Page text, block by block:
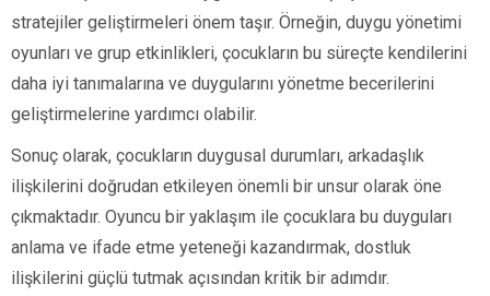
stratejiler geliştirmeleri önem taşır. Örneğin, duygu yönetimi
oyunları ve grup etkinlikleri, çocukların bu süreçte kendilerini
daha iyi tanımalarına ve duygularını yönetme becerilerini
geliştirmelerine yardımcı olabilir.
Sonuç olarak, çocukların duygusal durumları, arkadaşlık
ilişkilerini doğrudan etkileyen önemli bir unsur olarak öne
çıkmaktadır. Oyuncu bir yaklaşım ile çocuklara bu duyguları
anlama ve ifade etme yeteneği kazandırmak, dostluk
ilişkilerini güçlü tutmak açısından kritik bir adımdır.